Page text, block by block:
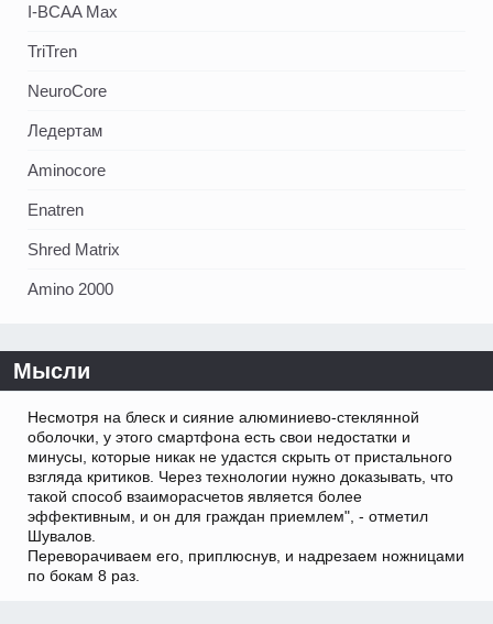
I-BCAA Max
TriTren
NeuroCore
Ледертам
Aminocore
Enatren
Shred Matrix
Amino 2000
Мысли
Несмотря на блеск и сияние алюминиево-стеклянной
оболочки, у этого смартфона есть свои недостатки и
минусы, которые никак не удастся скрыть от пристального
взгляда критиков. Через технологии нужно доказывать, что
такой способ взаиморасчетов является более
эффективным, и он для граждан приемлем", - отметил
Шувалов.
Переворачиваем его, приплюснув, и надрезаем ножницами
по бокам 8 раз.